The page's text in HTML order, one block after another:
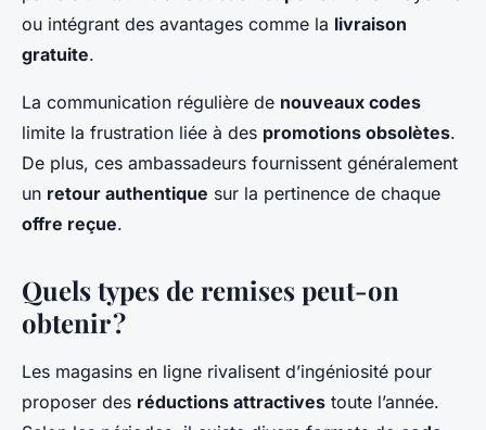
ou intégrant des avantages comme la livraison
gratuite.
La communication régulière de nouveaux codes
limite la frustration liée à des promotions obsolètes.
De plus, ces ambassadeurs fournissent généralement
un retour authentique sur la pertinence de chaque
offre reçue.
Quels types de remises peut-on
obtenir ?
Les magasins en ligne rivalisent d’ingéniosité pour
proposer des réductions attractives toute l’année.